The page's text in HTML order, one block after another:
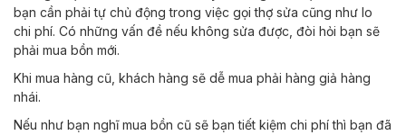
bạn cần phải tự chủ động trong việc gọi thợ sửa cũng như lo
chi phí. Có những vấn đề nếu không sửa được, đòi hỏi bạn sẽ
phải mua bồn mới.
Khi mua hàng cũ, khách hàng sẽ dễ mua phải hàng giả hàng
nhái.
Nếu như bạn nghĩ mua bồn cũ sẽ bạn tiết kiệm chi phí thì bạn đã